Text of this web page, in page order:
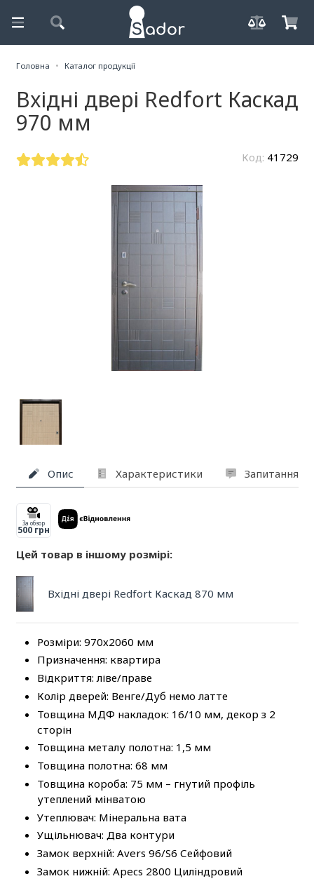
Головна Каталог продукції
Вхідні двері Redfort Каскад
970 мм
Код: 41729
Опис Характеристики Запитання
За обзор
500 грн
Цей товар в іншому розмірі:
Вхідні двері Redfort Каскад 870 мм
Розміри: 970х2060 мм
Призначення: квартира
Відкриття: ліве/праве
Колір дверей: Венге/Дуб немо латте
Товщина МДФ накладок: 16/10 мм, декор з 2
сторін
Товщина металу полотна: 1,5 мм
Товщина полотна: 68 мм
Товщина короба: 75 мм – гнутий профіль
утеплений мінватою
Утеплювач: Мінеральна вата
Ущільнювач: Два контури
Замок верхній: Аvers 96/S6 Сейфовий
Замок нижній: Аpecs 2800 Циліндровий